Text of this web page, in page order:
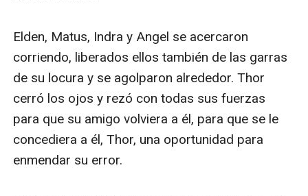
“Llena de acción… La escritura de Rice es de buena
calidad y el argumento intrigante”.
-Publishers Weekly (sobre La Senda de los Héroes)